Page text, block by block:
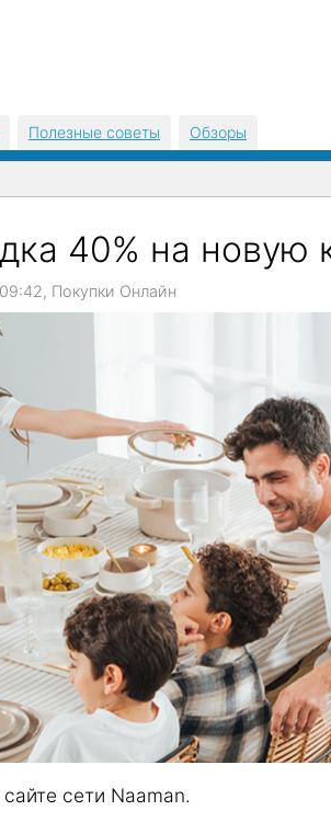
Полезные советы Обзоры
40% на новую
Покупки Онлайн
сети Naaman.